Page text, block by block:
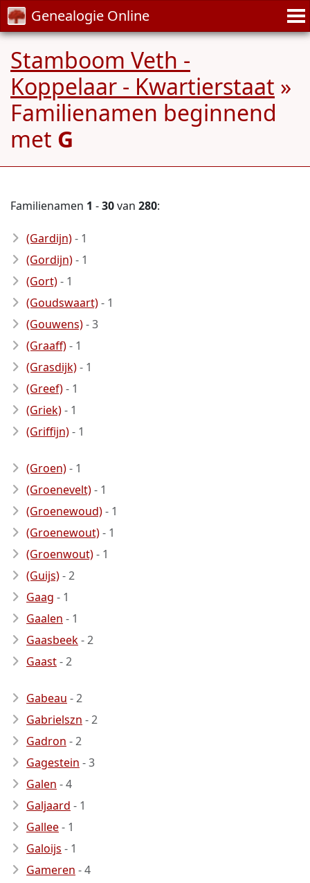
Genealogie Online
Stamboom Veth -
Koppelaar - Kwartierstaat »
Familienamen beginnend
met G
Familienamen 1 -30van 280:
(Gardijn)- 1
(Gordijn)- 1
(Gort)- 1
(Goudswaart)- 1
(Gouwens)- 3
(Graaff)- 1
(Grasdijk)- 1
(Greef)- 1
(Griek)- 1
(Griffijn)- 1
(Groen)- 1
(Groenevelt)- 1
(Groenewoud)- 1
(Groenewout)- 1
(Groenwout)- 1
(Guijs)- 2
Gaag - 1
Gaalen - 1
Gaasbeek- 2
Gaast- 2
Gabeau - 2
Gabrielszn - 2
Gadron - 2
Gagestein - 3
Galen - 4
Galjaard - 1
Gallee- 1
Galoijs - 1
Gameren - 4